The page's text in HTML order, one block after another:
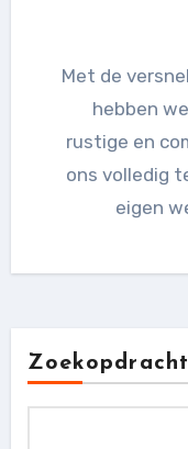
Met de versnelling van het moderne leven,
hebben
rustige en
ons volledig
eigen
Zoekopdracht